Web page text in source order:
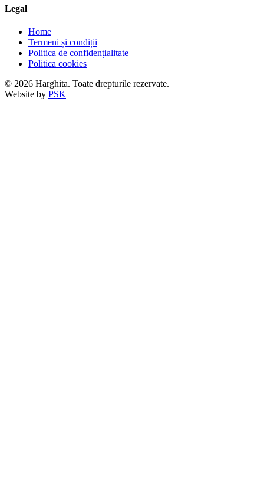
Legal
Home
Termeni și condiții
Politica de confidențialitate
Politica cookies
© 2026 Harghita. Toate drepturile rezervate.
Website by PSK